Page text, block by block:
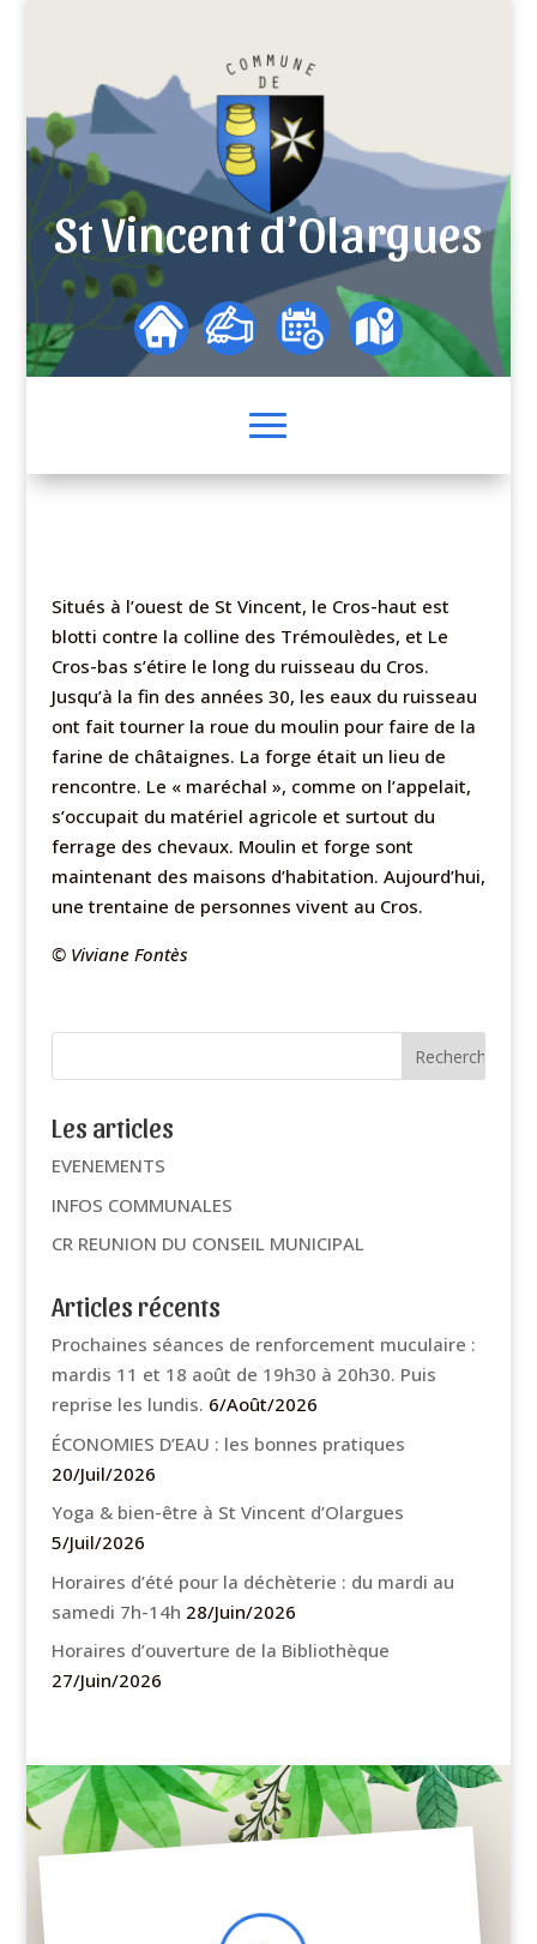
St Vincent d’Olargues
Situés à l’ouest de St Vincent, le Cros-haut est
blotti contre la colline des Trémoulèdes, et Le
Cros-bas s’étire le long du ruisseau du Cros.
Jusqu’à la fin des années 30, les eaux du ruisseau
ont fait tourner la roue du moulin pour faire de la
farine de châtaignes. La forge était un lieu de
rencontre. Le « maréchal », comme on l’appelait,
s’occupait du matériel agricole et surtout du
ferrage des chevaux. Moulin et forge sont
maintenant des maisons d’habitation. Aujourd’hui,
une trentaine de personnes vivent au Cros.
© Viviane Fontès
Les articles
EVENEMENTS
INFOS COMMUNALES
CR REUNION DU CONSEIL MUNICIPAL
Articles récents
Prochaines séances de renforcement muculaire :
mardis 11 et 18 août de 19h30 à 20h30. Puis
reprise les lundis. 6/Août/2026
ÉCONOMIES D’EAU : les bonnes pratiques
20/Juil/2026
Yoga & bien-être à St Vincent d’Olargues
5/Juil/2026
Horaires d’été pour la déchèterie : du mardi au
samedi 7h-14h 28/Juin/2026
Horaires d’ouverture de la Bibliothèque
27/Juin/2026